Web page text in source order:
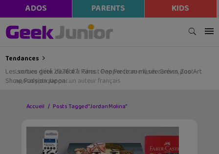
ADOS PARENTS KIDS
Tendances
Les sorties geek de l’été à Paris : One Piece au musée Grévin, Zoo Art
Show, Passion Japon…
Accueil Posts Tagged "Jordan Molina"